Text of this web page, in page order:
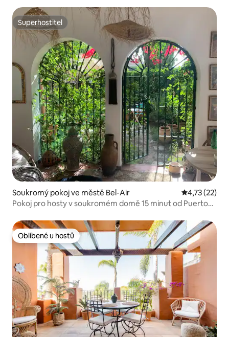
Superhostitel
Superhostitel
Soukromý pokoj ve městě Bel-Air Průměrné
4,73 (22)
Pokoj pro hosty v soukromém domě 15 minut od Puerto
Oblíbené u hostů
Oblíbené u hostů